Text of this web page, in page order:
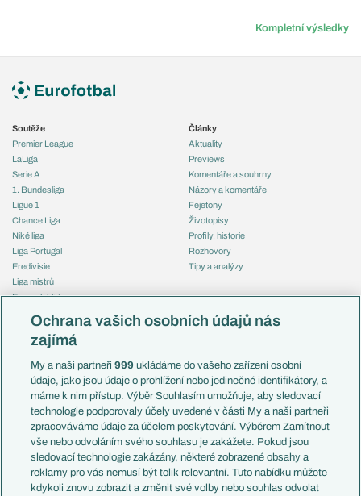
Kompletní výsledky
Soutěže
Premier League
LaLiga
Serie A
1. Bundesliga
Ligue 1
Chance Liga
Niké liga
Liga Portugal
Eredivisie
Liga mistrů
Evropská liga
Mistrovství světa
Liga národů
Témata
Představení týmů MS
EuroSkauting
PL v kostce
Evropské koeficienty
Přestupy
Přestupové spekulace
Zranění
Články
Aktuality
Previews
Komentáře a souhrny
Názory a komentáře
Fejetony
Životopisy
Profily, historie
Rozhovory
Tipy a analýzy
Česko
Francie
Itálie
Německo
Španělsko
Argentina
Brazílie
Přestupy
Zápasy
Ochrana vašich osobních údajů nás
zajímá
My a naši partneři999 ukládáme do vašeho zařízení osobní
údaje, jako jsou údaje o prohlížení nebo jedinečné identifikátory, a
máme k nim přístup. Výběr Souhlasím umožňuje, aby sledovací
technologie podporovaly účely uvedené v části My a naši partneři
zpracováváme údaje za účelem poskytování. Výběrem Zamítnout
vše nebo odvoláním svého souhlasu je zakážete. Pokud jsou
sledovací technologie zakázány, některé zobrazené obsahy a
reklamy pro vás nemusí být tolik relevantní. Tuto nabídku můžete
kdykoli znovu zobrazit a změnit své volby nebo souhlas odvolat